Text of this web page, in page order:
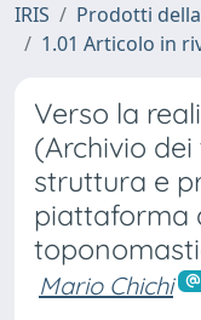
IRIS Prodotti
1.01 Articolo in
Verso la
(Archivio
struttura e
piattaforma
Mario Chichi